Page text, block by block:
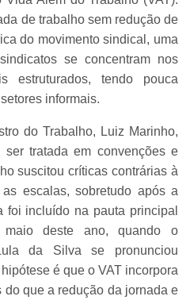
de trabalho sem redução de
do movimento sindical, uma
se concentram nos
estruturados, tendo pouca
informais.
do Trabalho, Luiz Marinho,
tratada em convenções e
suscitou críticas contrárias à
escalas, sobretudo após a
foi incluído na pauta principal
deste ano, quando o
da Silva se pronunciou
é que o VAT incorpora
que a redução da jornada e